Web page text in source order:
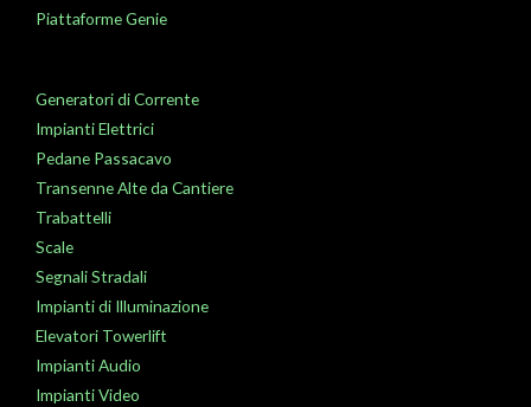
Piattaforme Genie
Generatori di Corrente
Impianti Elettrici
Pedane Passacavo
Transenne Alte da Cantiere
Trabattelli
Scale
Segnali Stradali
Impianti di Illuminazione
Elevatori Towerlift
Impianti Audio
Impianti Video